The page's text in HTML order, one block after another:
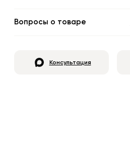
Вопросы о товаре
Консультация